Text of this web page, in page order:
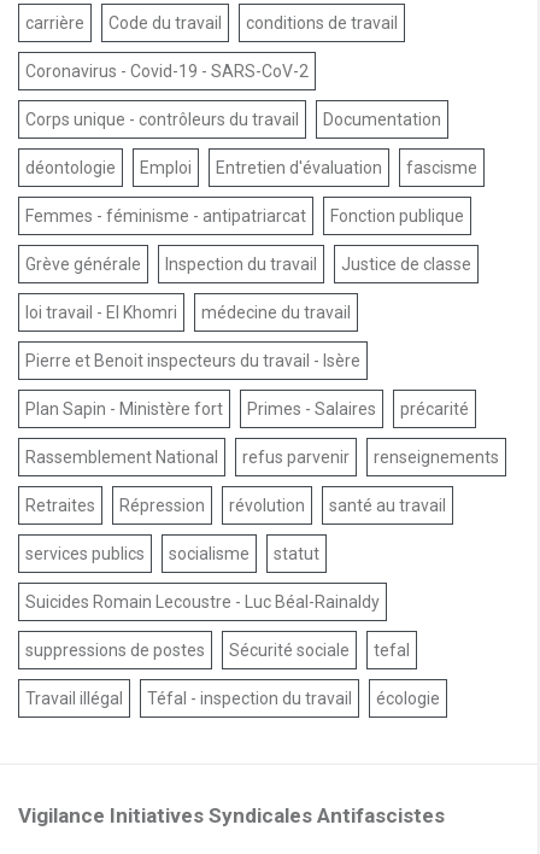
carrière Code du travail conditions de travail
Coronavirus - Covid-19 - SARS-CoV-2
Corps unique - contrôleurs du travail Documentation
déontologie Emploi Entretien d'évaluation fascisme
Femmes - féminisme - antipatriarcat Fonction publique
Grève générale Inspection du travail Justice de classe
loi travail - El Khomri médecine du travail
Pierre et Benoit inspecteurs du travail - Isère
Plan Sapin - Ministère fort Primes - Salaires précarité
Rassemblement National refus parvenir renseignements
Retraites Répression révolution santé au travail
services publics socialisme statut
Suicides Romain Lecoustre - Luc Béal-Rainaldy
suppressions de postes Sécurité sociale tefal
Travail illégal Téfal - inspection du travail écologie
Vigilance Initiatives Syndicales Antifascistes